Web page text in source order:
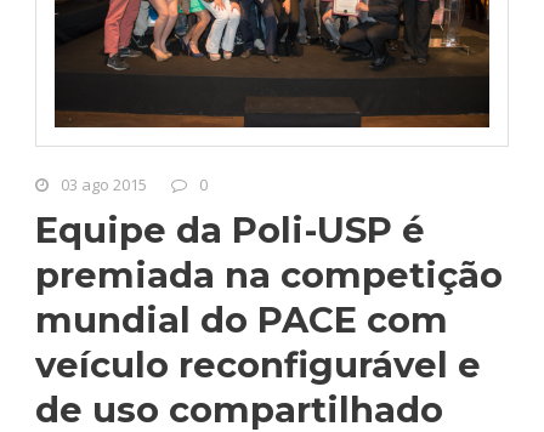
03 ago 2015 0
Equipe da Poli-USP é
premiada na competição
mundial do PACE com
veículo reconfigurável e
de uso compartilhado